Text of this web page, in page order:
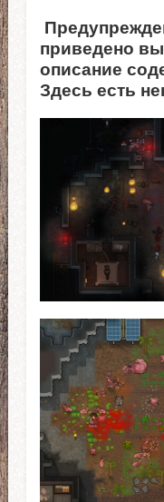
приведено
описание
Здесь есть